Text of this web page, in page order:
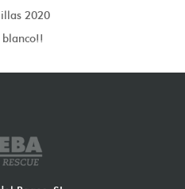
2020